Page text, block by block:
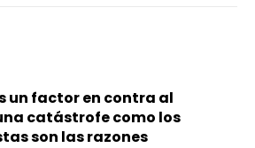
un factor en contra al
catástrofe como los
son las razones